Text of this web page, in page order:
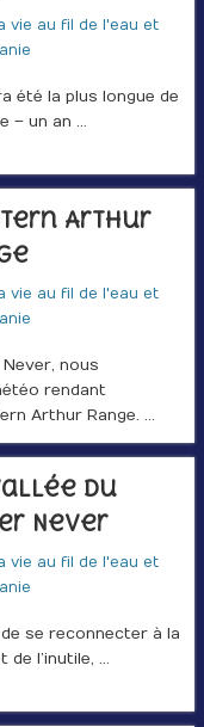
vie au fil de l'eau et
été la plus longue de
– un an …
Arthur
vie au fil de l'eau et
nous
rendant
Arthur Range. …
du
Never
vie au fil de l'eau et
se reconnecter à la
de l’inutile, …